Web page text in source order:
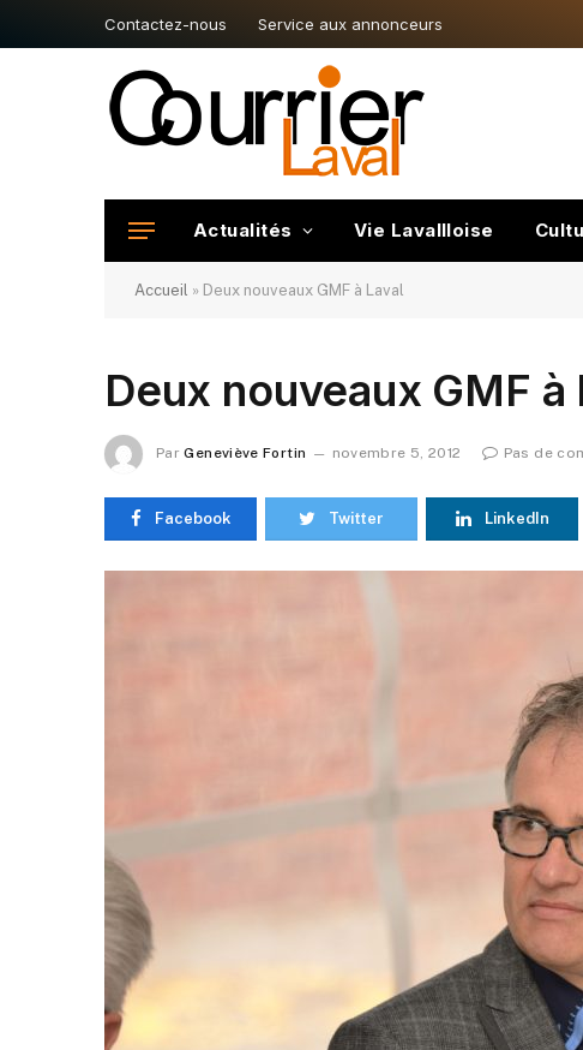
Contactez-nous Service aux annonceurs
Actualités Vie Lavallloise
Accueil » Deux nouveaux GMF à Laval
Deux nouveaux GMF à
Par Geneviève Fortin novembre 5, 2012 Pas de
Facebook Twitter LinkedIn